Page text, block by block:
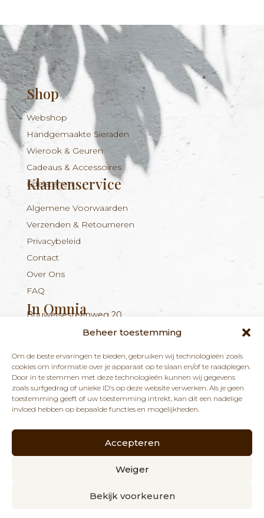
Beheer toestemming
Om de beste ervaringen te bieden, gebruiken wij technologieën zoals
cookies om informatie over je apparaat op te slaan en/of te raadplegen.
Door in te stemmen met deze technologieën kunnen wij gegevens
zoals surfgedrag of unieke ID's op deze website verwerken. Als je geen
toestemming geeft of uw toestemming intrekt, kan dit een nadelige
invloed hebben op bepaalde functies en mogelijkheden.
Accepteren
Weiger
Bekijk voorkeuren
Shop
Webshop
Handgemaakte Sieraden
Wierook & Geuren
Cadeaus & Accessoires
Edelstenen
Klantenservice
Algemene Voorwaarden
Verzenden & Retourneren
Privacybeleid
Contact
Over Ons
FAQ
In Omnia
Bouwelsesteenweg 20
BE 1029.893.045
info@inomnia.be
+324 56 96 16 94
Nieuwsbrief
nieuws over onze winkel en praktijk.
ABONNEREN